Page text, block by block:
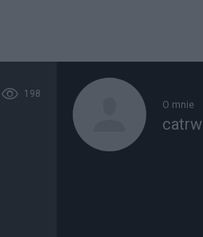
198
O mnie
catrw